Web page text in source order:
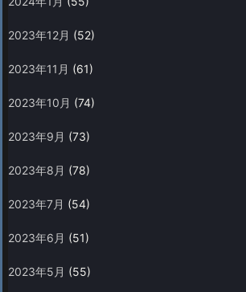
2023年12月 (52)
2023年11月 (61)
2023年10月 (74)
2023年9月 (73)
2023年8月 (78)
2023年7月 (54)
2023年6月 (51)
2023年5月 (55)